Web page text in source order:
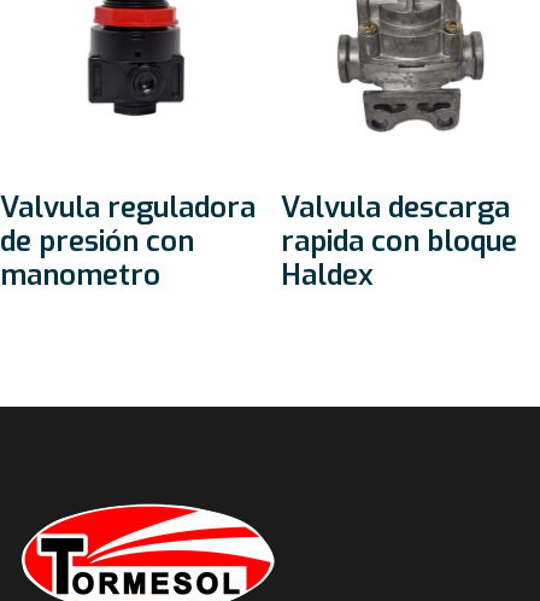
Valvula reguladora
de presión con
manometro
Valvula descarga
rapida con bloque
Haldex